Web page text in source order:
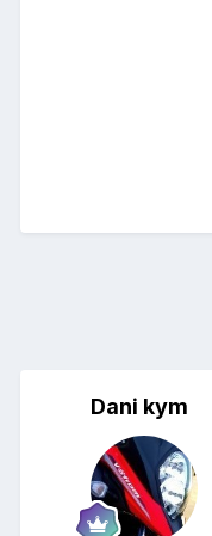
Dani kym